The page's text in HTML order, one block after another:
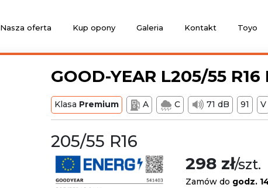
Nasza oferta Kup opony Galeria Kontakt Toyo
GOOD-YEAR L205/55 R16
Klasa Premium A C 71 dB 91 V
205/55 R16
298 zł/szt.
Zamów do godz.